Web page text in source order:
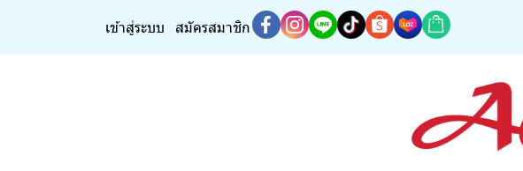
เข้าสู่ระบบ สมัครสมาชิก